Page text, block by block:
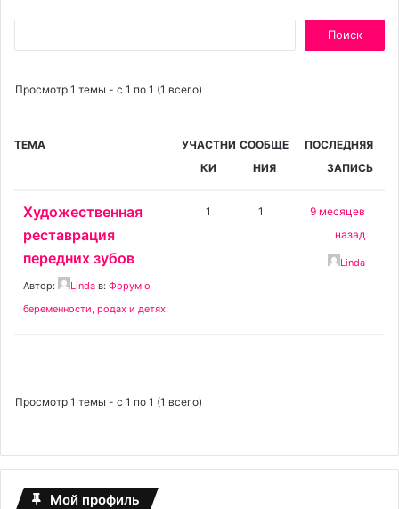
Просмотр 1 темы - с 1 по 1 (1 всего)
ТЕМА
УЧАСТНИ
КИ
СООБЩЕ
НИЯ
ПОСЛЕДНЯЯ
ЗАПИСЬ
Художественная
реставрация
передних зубов
Автор: Linda в: Форум о
беременности, родах и детях.
1 1
9 месяцев
назад
Linda
Просмотр 1 темы - с 1 по 1 (1 всего)
Мой профиль